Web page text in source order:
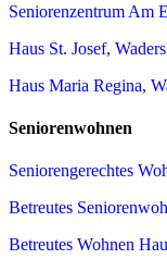
Seniorenzentrum Am
Haus St. Josef,
Haus Maria Regina,
Seniorenwohnen
Seniorengerechtes
Betreutes
Betreutes Wohnen